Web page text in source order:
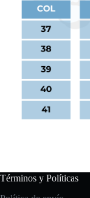
Términos y Políticas